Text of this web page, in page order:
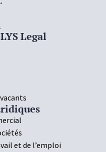
Legal
et de l’emploi